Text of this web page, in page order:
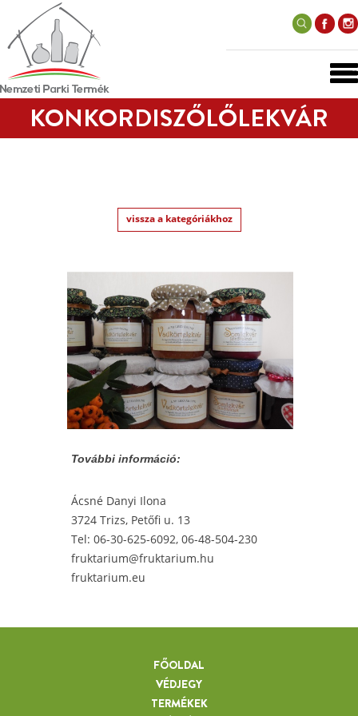
KONKORDISZŐLŐLEKVÁR
vissza a kategóriákhoz
További információ:
Ácsné Danyi Ilona
3724 Trizs, Petőfi u. 13
Tel: 06-30-625-6092, 06-48-504-230
fruktarium@fruktarium.hu
fruktarium.eu
FŐOLDAL
VÉDJEGY
TERMÉKEK